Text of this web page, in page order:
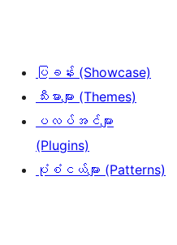
ပြခန်း (Showcase)
သီးမားများ (Themes)
ပလပ်အင်များ
(Plugins)
ပုံစံငယ်များ (Patterns)